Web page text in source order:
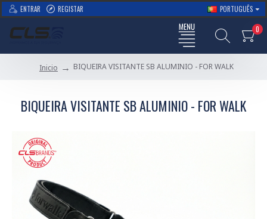
ENTRAR REGISTAR PORTUGUÊS
0
Inicio BIQUEIRA VISITANTE SB ALUMINIO - FOR WALK
BIQUEIRA VISITANTE SB ALUMINIO - FOR WALK